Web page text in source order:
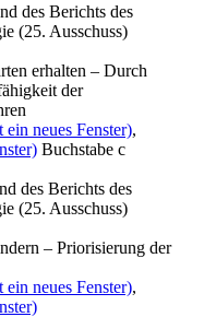
des Berichts des
(25. Ausschuss)
erhalten – Durch
der
neues Fenster),
Buchstabe c
des Berichts des
(25. Ausschuss)
– Priorisierung der
neues Fenster),